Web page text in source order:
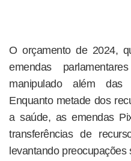
O orçamento de 2024,
emendas
manipulado além das
Enquanto metade dos
a saúde, as emendas
transferências de
levantando